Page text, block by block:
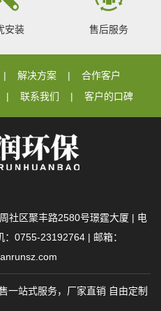
安装 售后服务
解决方案
合作客户
联系我们 客户的口碑
社区聚丰路2580号璟霆大厦 | 电
0755-23192764 | 邮箱：
一站式服务，厂家直销 自由定制